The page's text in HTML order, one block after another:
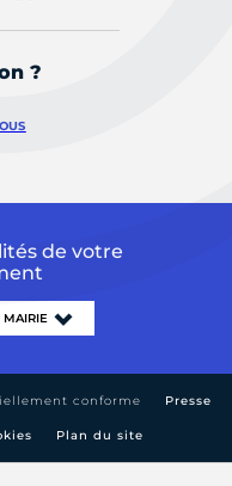
?
de votre
conforme Presse
Plan du site